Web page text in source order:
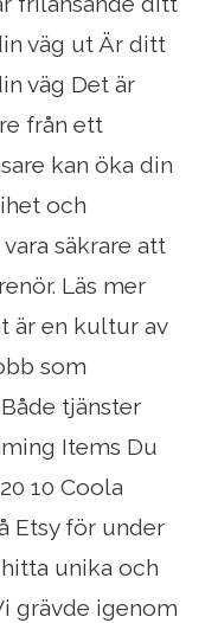
väg ut Är ditt
väg Det är
från ett
kan öka din
och
säkrare att
Läs mer
är en kultur av
som
tjänster
Items Du
10 Coola
Etsy för under
unika och
grävde igenom